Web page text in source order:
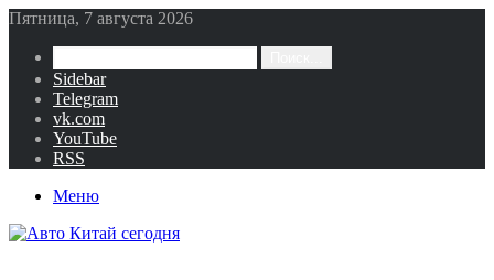
Пятница, 7 августа 2026
Sidebar
Telegram
vk.com
YouTube
RSS
Меню